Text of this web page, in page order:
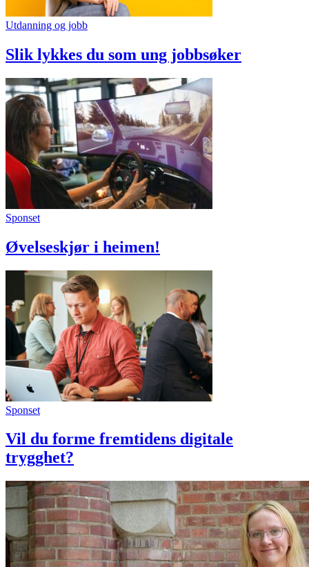
Utdanning og jobb
Slik lykkes du som ung jobbsøker
Sponset
Øvelseskjør i heimen!
Sponset
Vil du forme fremtidens digitale
trygghet?